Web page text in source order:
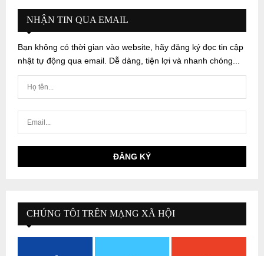
NHẬN TIN QUA EMAIL
Bạn không có thời gian vào website, hãy đăng ký đọc tin cập
nhật tự động qua email. Dễ dàng, tiện lợi và nhanh chóng...
CHÚNG TÔI TRÊN MẠNG XÃ HỘI